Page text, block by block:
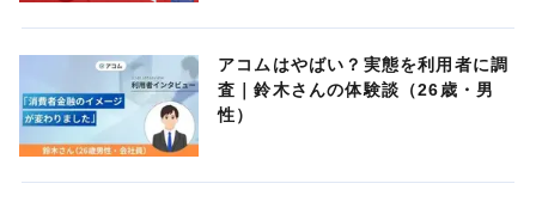
アコムはやばい？実態を利用者に調
査｜鈴木さんの体験談（26歳・男
性）